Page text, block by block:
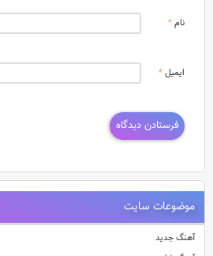
نام*
ایمیل*
موضوعات سایت
آهنگ جدید